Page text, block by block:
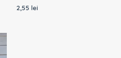
2,55 lei